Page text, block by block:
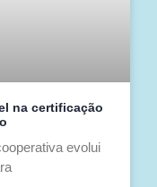
na certificação
evolui